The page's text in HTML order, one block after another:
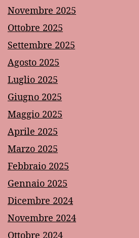
Novembre 2025
Ottobre 2025
Settembre 2025
Agosto 2025
Luglio 2025
Giugno 2025
Maggio 2025
Aprile 2025
Marzo 2025
Febbraio 2025
Gennaio 2025
Dicembre 2024
Novembre 2024
Ottobre 2024